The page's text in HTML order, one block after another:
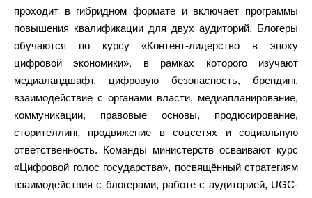
проходит в гибридном формате и включает программы
повышения квалификации для двух аудиторий. Блогеры
обучаются по курсу «Контент-лидерство в эпоху
цифровой экономики», в рамках которого изучают
медиаландшафт, цифровую безопасность, брендинг,
взаимодействие с органами власти, медиапланирование,
коммуникации, правовые основы, продюсирование,
сторителлинг, продвижение в соцсетях и социальную
ответственность. Команды министерств осваивают курс
«Цифровой голос государства», посвящённый стратегиям
взаимодействия с блогерами, работе с аудиторией, UGC-